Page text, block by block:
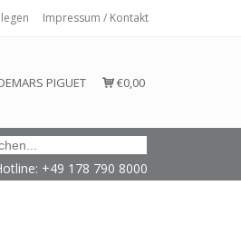
Impressum / Kontakt
PIGUET €0,00
+49 178 790 8000